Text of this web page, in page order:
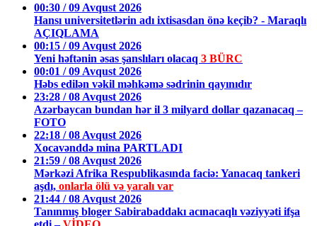
00:30 / 09 Avqust 2026
Hansı universitetlərin adı ixtisasdan önə keçib? - Maraqlı
AÇIQLAMA
00:15 / 09 Avqust 2026
Yeni həftənin əsas şanslıları olacaq 3 BÜRC
00:01 / 09 Avqust 2026
Həbs edilən vəkil məhkəmə sədrinin qayınıdır
23:28 / 08 Avqust 2026
Azərbaycan bundan hər il 3 milyard dollar qazanacaq –
FOTO
22:18 / 08 Avqust 2026
Xocavənddə mina PARTLADI
21:59 / 08 Avqust 2026
Mərkəzi Afrika Respublikasında faciə: Yanacaq tankeri
aşdı, onlarla ölü və yaralı var
21:44 / 08 Avqust 2026
Tanınmış bloger Sabirabaddakı acınacaqlı vəziyyəti ifşa